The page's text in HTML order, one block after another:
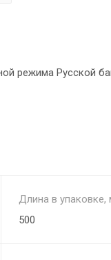
режима Русской
печей Гефест
Длина в упаковке,
500